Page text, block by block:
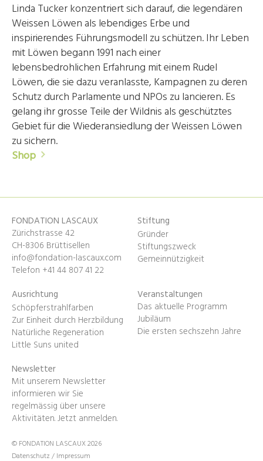
Linda Tucker konzentriert sich darauf, die legendären
Weissen Löwen als lebendiges Erbe und
inspirierendes Führungsmodell zu schützen. Ihr Leben
mit Löwen begann 1991 nach einer
lebensbedrohlichen Erfahrung mit einem Rudel
Löwen, die sie dazu veranlasste, Kampagnen zu deren
Schutz durch Parlamente und NPOs zu lancieren. Es
gelang ihr grosse Teile der Wildnis als geschütztes
Gebiet für die Wiederansiedlung der Weissen Löwen
zu sichern.
Shop
FONDATION LASCAUX
Zürichstrasse 42
CH-8306 Brüttisellen
info@fondation-lascaux.com
Telefon +41 44 807 41 22
Stiftung
Gründer
Stiftungszweck
Gemeinnützigkeit
Ausrichtung
Schöpferstrahlfarben
Zur Einheit durch Herzbildung
Natürliche Regeneration
Little Suns united
Veranstaltungen
Das aktuelle Programm
Jubiläum
Die ersten sechszehn Jahre
Newsletter
Mit unserem Newsletter
informieren wir Sie
regelmässig über unsere
Aktivitäten.Jetzt anmelden.
© FONDATION LASCAUX 2026
Datenschutz / Impressum